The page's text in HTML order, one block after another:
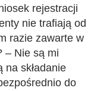
rejestracji
nie trafiają od
razie zawarte w
– Nie są mi
na składanie
do